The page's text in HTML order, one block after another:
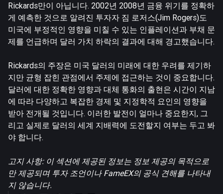
Rickards만이 아닙니다. 2002년 2008년 금융 위기를 정확하
게 예측한 것으로 알려진 투자자 짐 로저스(Jim Rogers)도
미국에 부정적인 영향을 미칠 수 있는 인플레이션과 부채 문
제를 언급하며 달러 가치 하락의 결과에 대해 경고했습니다.
Rickards의 주장은 미국 달러의 미래에 대한 우려를 제기하
지만 균형 잡힌 관점에서 주제에 접근하는 것이 중요합니다.
달러에 대한 정확한 영향과 대체 통화의 출현은 시간이 지남
에 따라 다양하고 복잡한 경제 및 지정학적 요인의 영향을
받아 전개될 것입니다. 이러한 발전이 얼마나 중요한지, 그
리고 실제로 달러의 세계 지배력에 도전할지 여부는 두고 봐
야 합니다.
고지 사항: 이 섹션에 제공된 정보는 정보 제공의 목적으로
만 제공되며 투자 조언이나 FameEX의 공식 견해를 나타내
지 않습니다.